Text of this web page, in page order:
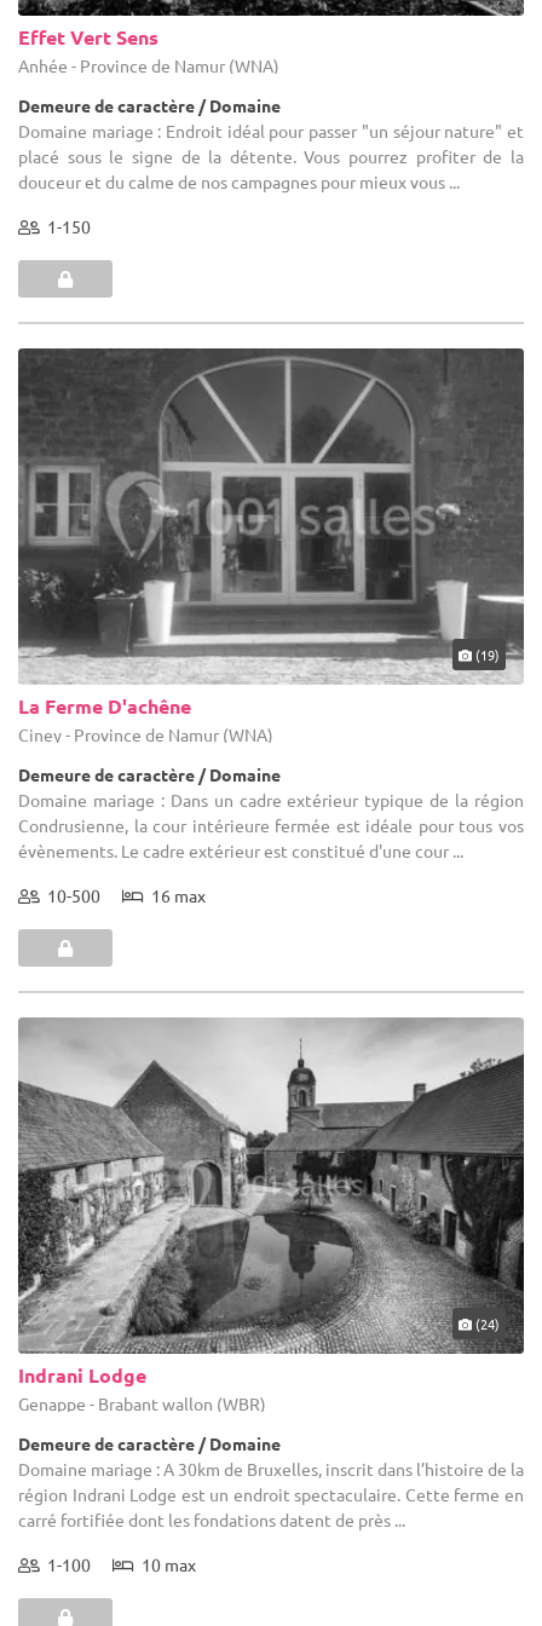
Effet Vert Sens
Anhée - Province de Namur (WNA)
Demeure de caractère / Domaine
Domaine mariage : Endroit idéal pour passer "un séjour nature" et
placé sous le signe de la détente. Vous pourrez profiter de la
douceur et du calme de nos campagnes pour mieux vous ...
1-150
(19)
La Ferme D'achêne
Ciney - Province de Namur (WNA)
Demeure de caractère / Domaine
Domaine mariage : Dans un cadre extérieur typique de la région
Condrusienne, la cour intérieure fermée est idéale pour tous vos
évènements. Le cadre extérieur est constitué d'une cour ...
10-500 16 max
(24)
Indrani Lodge
Genappe - Brabant wallon (WBR)
Demeure de caractère / Domaine
Domaine mariage : A 30km de Bruxelles, inscrit dans l’histoire de la
région Indrani Lodge est un endroit spectaculaire. Cette ferme en
carré fortifiée dont les fondations datent de près ...
1-100 10 max